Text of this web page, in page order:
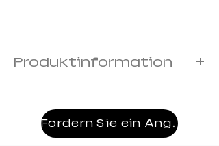
Produktinformation
Armlehne: 3D armrest
Mechanismus:19# Kippen mechanism
Fordern Sie ein Angebot an